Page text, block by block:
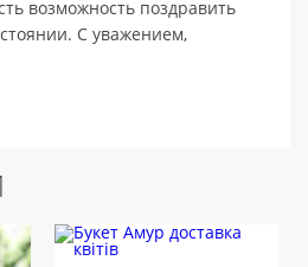
возможность поздравить
С уважением,